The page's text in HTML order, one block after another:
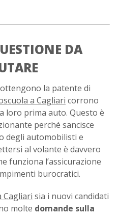
DA
la patente di
a Cagliari corrono
loro prima auto. Questo è
perché sancisce
degli automobilisti e
al volante è davvero
funziona l’assicurazione
burocratici.
Cagliari sia i nuovi candidati
molte domande sulla